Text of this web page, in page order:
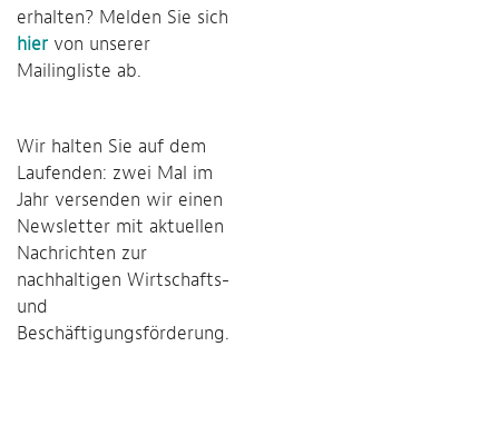
erhalten? Melden Sie sich
hier von unserer
Mailingliste ab.
Wir halten Sie auf dem
Laufenden: zwei Mal im
Jahr versenden wir einen
Newsletter mit aktuellen
Nachrichten zur
nachhaltigen Wirtschafts-
und
Beschäftigungsförderung.